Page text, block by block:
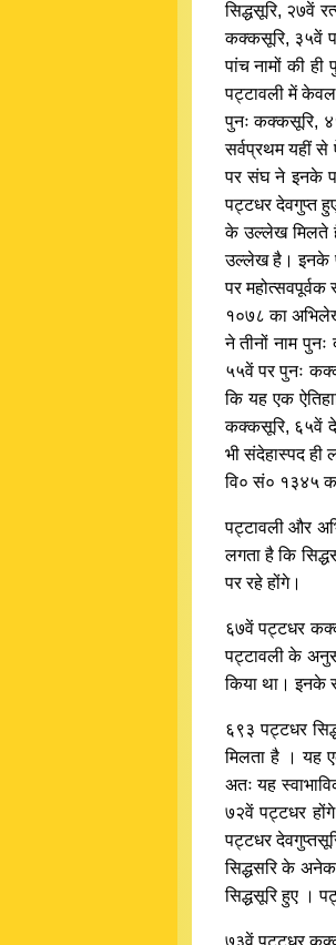
सिद्धसूरि, २७वें
कक्कसूरि, ३५वें
पांच नामों की
पट्टावली में केवल
पुनः कक्कसूरि,
सर्वप्रथम यहीं से
पर संघ ने इनके
पट्टधर देवगुप्त
के उल्लेख मिलते
उल्लेख है। इनके
पर
१०७८ का
ने तीनों नाम
५५वें पर पुनः
कि यह एक
कक्कसूरि, ६५वें
भी संदेहास्पद ही
वि० सं० १३४५
पट्टावली और
लगता है कि
पर रहे होंगे।
६७वें पट्टधर
पट्टावली के
किया था। इनके
६९३ पट्टधर
मिलता है । यह
अतः यह
७२वें पट्टधर
पट्टधर
सिद्धसरि के
सिद्धसूरि हुए ।
७३वें पट्टधर